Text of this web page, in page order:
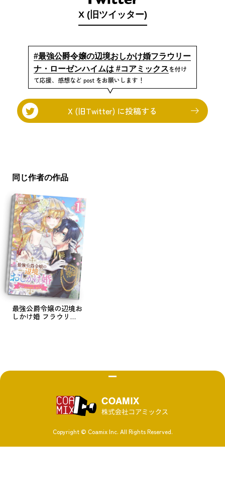
X (旧ツイッター)
#最強公爵令嬢の辺境おしかけ婚フラウリー
ナ・ローゼンハイムは #コアミックスを付け
て応援、感想など post をお願いします！
X (旧Twitter) に投稿する
同じ作者の作品
最強公爵令嬢の辺境お
しかけ婚 フラウリー
Copyright © Coamix Inc. All Rights Reserved.